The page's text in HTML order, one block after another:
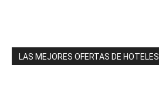
LAS MEJORES OFERTAS DE HOTELES